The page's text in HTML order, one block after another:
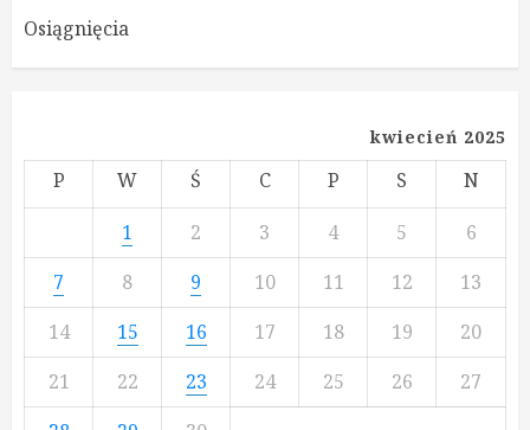
Osiągnięcia
kwiecień 2025
P W Ś C P S
N
1
2 3 4 5
6
7
8 9 10 11 12
13
14
15 16 17 18 19
20
21
22 23 24 25 26
27